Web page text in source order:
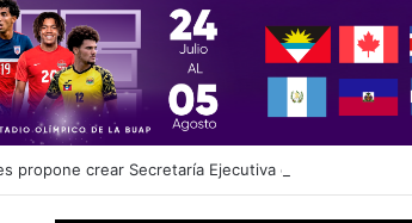
propone crear Secretaría Ejecutiva del Sistema de